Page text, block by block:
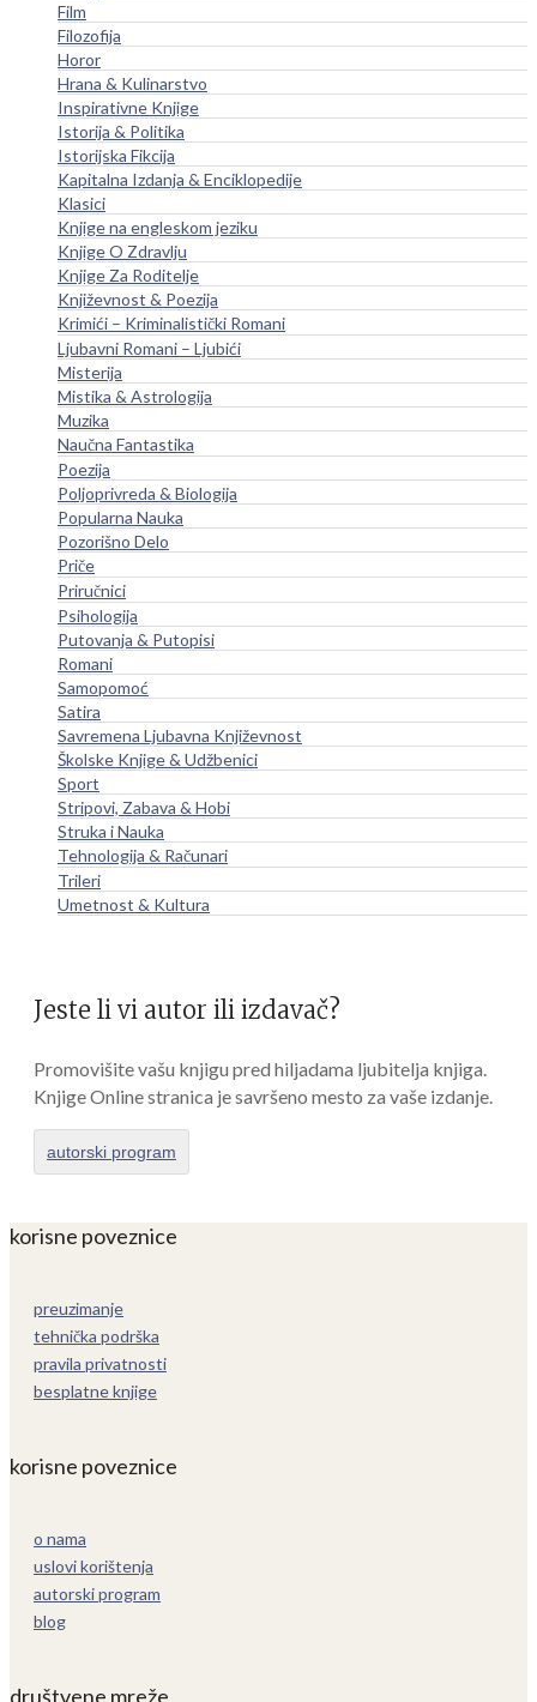
Film
Filozofija
Horor
Hrana & Kulinarstvo
Inspirativne Knjige
Istorija & Politika
Istorijska Fikcija
Kapitalna Izdanja & Enciklopedije
Klasici
Knjige na engleskom jeziku
Knjige O Zdravlju
Knjige Za Roditelje
Književnost & Poezija
Krimići – Kriminalistički Romani
Ljubavni Romani – Ljubići
Misterija
Mistika & Astrologija
Muzika
Naučna Fantastika
Poezija
Poljoprivreda & Biologija
Popularna Nauka
Pozorišno Delo
Priče
Priručnici
Psihologija
Putovanja & Putopisi
Romani
Samopomoć
Satira
Savremena Ljubavna Književnost
Školske Knjige & Udžbenici
Sport
Stripovi, Zabava & Hobi
Struka i Nauka
Tehnologija & Računari
Trileri
Umetnost & Kultura
Jeste li vi autor ili izdavač?
Promovišite vašu knjigu pred hiljadama ljubitelja knjiga.
Knjige Online stranica je savršeno mesto za vaše izdanje.
autorski program
korisne poveznice
preuzimanje
tehnička podrška
pravila privatnosti
besplatne knjige
korisne poveznice
o nama
uslovi korištenja
autorski program
blog
društvene mreže